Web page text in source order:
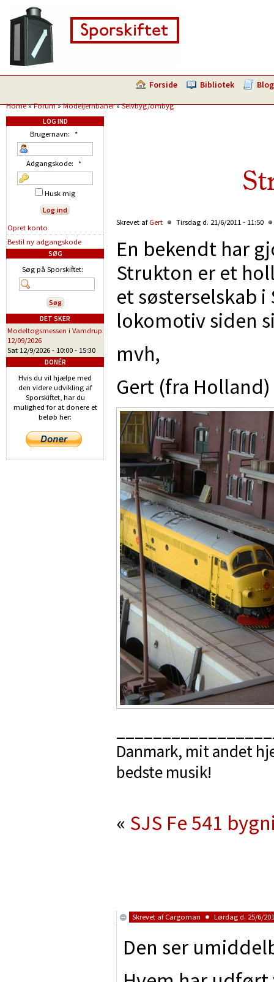
Forside Bibliotek Blog
Home»Forum»Modeljernbaner»Selvbyg/ombyg
Skrevet af Gert Tirsdag d. 21/6/2011 - 11:50
En bekendt har
Strukton er et
et søsterselskab
lokomotiv siden
mvh,
Gert (fra Holland)
Danmark, mit andet
bedste musik!
« SJS Fe 541
Skrevet af Cargoman Lørdag d. 25/6/
Den ser
LOG IND
Brugernavn: *
Adgangskode: *
Husk mig
Opret konto
Bestil ny adgangskode
SØG
Søg på Sporskiftet:
DET SKER
Modeltogsmessen i Vamdrup
12/09/2026
Sat 12/9/2026 - 10:00 - 15:30
DONÉR
Hvis du vil hjælpe med
den videre udvikling af
Sporskiftet, har du
mulighed for at donere et
beløb her: